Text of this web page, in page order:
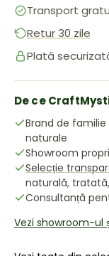
Transport
Retur 30 zile
Plată
De ce
Brand de familie
naturale
Showroom
Selecție
naturală,
Consultanță
Vezi showroom-ul